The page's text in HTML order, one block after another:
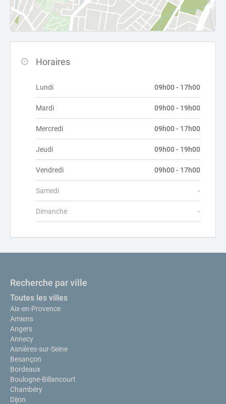
Horaires
Lundi 09h00 - 17h00
Mardi 09h00 - 19h00
Mercredi 09h00 - 17h00
Jeudi 09h00 - 19h00
Vendredi 09h00 - 17h00
Samedi -
Dimanche -
Recherche par ville
Toutes les villes
Aix-en-Provence
Amiens
Angers
Annecy
Asnières-sur-Seine
Besançon
Bordeaux
Boulogne-Billancourt
Chambéry
Dijon